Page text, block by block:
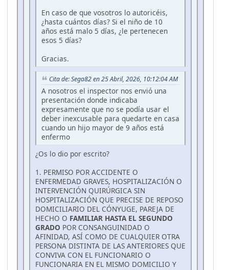
En caso de que vosotros lo autoricéis,
¿hasta cuántos días? Si el niño de 10
años está malo 5 días, ¿le pertenecen
esos 5 días?
Gracias.
Cita de: Sega82 en 25 Abril, 2026, 10:12:04 AM
A nosotros el inspector nos envió una
presentación donde indicaba
expresamente que no se podía usar el
deber inexcusable para quedarte en casa
cuando un hijo mayor de 9 años está
enfermo
¿Os lo dio por escrito?
1. PERMISO POR ACCIDENTE O
ENFERMEDAD GRAVES, HOSPITALIZACIÓN O
INTERVENCIÓN QUIRÚRGICA SIN
HOSPITALIZACIÓN QUE PRECISE DE REPOSO
DOMICILIARIO DEL CÓNYUGE, PAREJA DE
HECHO O FAMILIAR HASTA EL SEGUNDO
GRADO POR CONSANGUINIDAD O
AFINIDAD, ASÍ COMO DE CUALQUIER OTRA
PERSONA DISTINTA DE LAS ANTERIORES QUE
CONVIVA CON EL FUNCIONARIO O
FUNCIONARIA EN EL MISMO DOMICILIO Y